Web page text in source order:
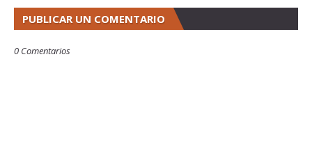
PUBLICAR UN COMENTARIO
0 Comentarios